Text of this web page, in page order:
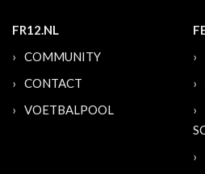
FR12.NL
COMMUNITY
CONTACT
VOETBALPOOL